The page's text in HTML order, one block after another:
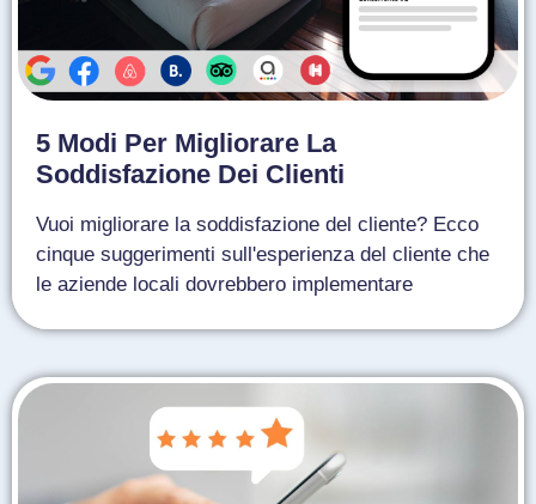
5 Modi Per Migliorare La
Soddisfazione Dei Clienti
Vuoi migliorare la soddisfazione del cliente? Ecco
cinque suggerimenti sull'esperienza del cliente che
le aziende locali dovrebbero implementare